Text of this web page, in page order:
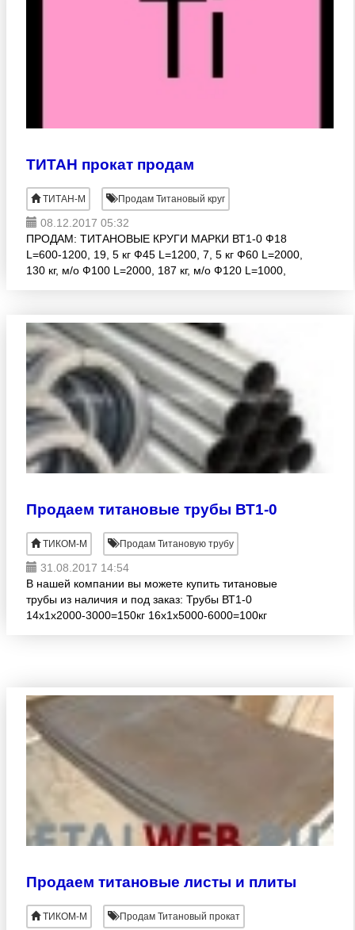
ТИТАН прокат продам
ТИТАН-М Продам Титановый круг
08.12.2017 05:32
ПРОДАМ: ТИТАНОВЫЕ КРУГИ МАРКИ ВТ1-0 Ф18
L=600-1200, 19, 5 кг Ф45 L=1200, 7, 5 кг Ф60 L=2000,
130 кг, м/о Ф100 L=2000, 187 кг, м/о Ф120 L=1000,
Продаем титановые трубы ВТ1-0
ТИКОМ-М Продам Титановую трубу
31.08.2017 14:54
В нашей компании вы можете купить титановые
трубы из наличия и под заказ: Трубы ВТ1-0
14х1х2000-3000=150кг 16х1х5000-6000=100кг
Продаем титановые листы и плиты
ТИКОМ-М Продам Титановый прокат